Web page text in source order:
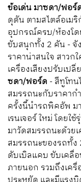
ข้อเด่น มาซดา/ฟอร์
ดุดัน ตามสไตล์อเมริ
อุปกรณ์ครบ/ห้องโด
ขับสนุกทั้ง 2 คัน - จั
ราคาน่าสนใจ สาวก
เครื่องเสียงปรับเป
ซดา/ฟอร์ด - สีทูโท
สมรรถนะกับราคาก
ครั้งนี้นำรถพิคอัพ ม
เรนเจอร์ ใหม่ โดย
มาวัดสมรรถนะด้วย
สมรรถนะของรถทั้
ดับเบิลแคบ ขับเคลื่
ภายนอก รวมถึงเค